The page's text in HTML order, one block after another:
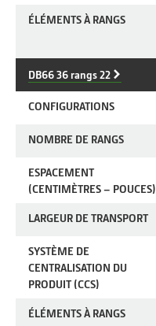
ÉLÉMENTS À RANGS
DB66 36 rangs 22
CONFIGURATIONS
NOMBRE DE RANGS
ESPACEMENT
(CENTIMÈTRES – POUCES)
LARGEUR DE TRANSPORT
SYSTÈME DE
CENTRALISATION DU
PRODUIT (CCS)
ÉLÉMENTS À RANGS